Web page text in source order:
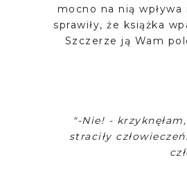
mocno na nią
sprawiły, że książka
Szczerze ją Wam
"-Nie! -
straciły